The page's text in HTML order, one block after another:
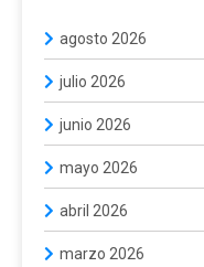
agosto 2026
julio 2026
junio 2026
mayo 2026
abril 2026
marzo 2026